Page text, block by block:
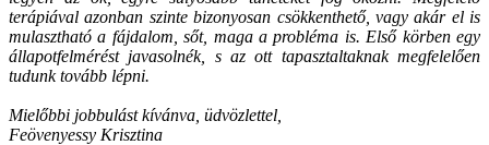
terápiával azonban szinte bizonyosan csökkenthető, vagy akár el is
mulasztható a fájdalom, sőt, maga a probléma is. Első körben egy
állapotfelmérést javasolnék, s az ott tapasztaltaknak megfelelően
tudunk tovább lépni.
Mielőbbi jobbulást kívánva, üdvözlettel,
Feövenyessy Krisztina